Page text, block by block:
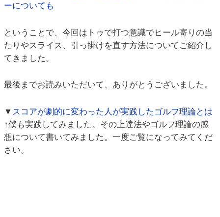
ーについても
ということで、今回はトゥで打つ意識でヒール寄りの当
たりやスライス、引っ掛けを直す方法についてご紹介し
てきました。
最後までお読みいただいて、ありがとうございました。
▼ スコアが劇的に変わった人が実践したゴルフ理論とは
↑僕も実践してみました。その上達法やゴルフ理論の感
想について書いてみました。一度ご覧になってみてくだ
さい。